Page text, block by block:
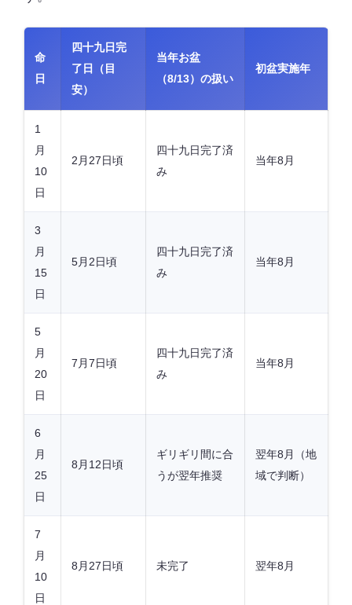
命
日
四十九日完
了日（目
安）
当年お盆
（8/13）の扱い
初盆実施年
1
月
10
日
2月27日頃
四十九日完了済
み
当年8月
3
月
15
日
5月2日頃
四十九日完了済
み
当年8月
5
月
20
日
7月7日頃
四十九日完了済
み
当年8月
6
月
25
日
8月12日頃
ギリギリ間に合
うが翌年推奨
翌年8月（地
域で判断）
7
月
10
日
8月27日頃 未完了 翌年8月